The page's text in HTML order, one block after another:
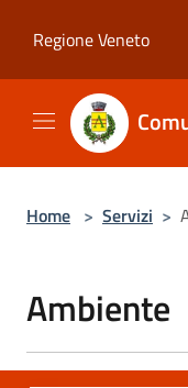
Regione Veneto
Home > Servizi >
Ambiente